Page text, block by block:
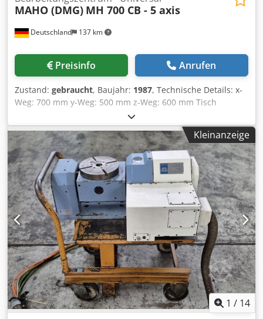
Deutschland 137 km
MAHO (DMG) MH 700 CB - 5 axis
Preisinfo Anrufen
Zustand: gebraucht, Baujahr: 1987, Technische Details: x-
Weg: 700 mm y-Weg: 500 mm z-Weg: 600 mm Tisch
schwenkbar +/-: A-Achse: 20° / 60° Grad Tisch drehbar: B-
Achse: 360° Grad Steuerung: Maho 432 (3-D
Bahnsteuerung) Max. Fräsleistung: ST: 60 und GG: 22 mm
Werkzeugmagazin mit: 24 Plätze Dwedpfju Idbyex Afmja
Spindeldrehanzahl: 20 - 6300 U/min. max. Tischbelastung:
200 kg Spindelaufnahme MK: ISO 40 (hydr. Spannung)
Spindelkopf schwenkbar links und rechts: 90° (manuell) °
Pinolenhub: 80 mm Vorschubbereich: X/Z: 1 - 3000 und Y: 1
- 4000 und B: 0,1 - 3000°/min. mm/min Eilgang:: X/Z: 10
und Y: 8 und B: 20 U/min. m/min Steuerspannung: 110/220
V Gesamtleistungsbedarf: ca. 20 kVA Maschinengewicht
ca.: 5,5 t Abmessung Maschine ca. LxBxH: 3,0 x 2,4 x 2,25 m
Raumbedarf ca.: 5,2 x 5,0 x H: 2,3 m NC Rundtisch Ø 520
mm mit A-und B-Achse regelbarer Drehstrommotor mit 4-
stufigem Vorgelege Arbeitsspindel ausschwenkbar für
Horizontalspindel Ausstattung: -Handsteuergerät -
Kühlmitteleinrichtung -Maschinenbeuchtung *
Kleinanzeige
1 / 14